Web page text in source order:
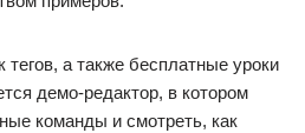
тегов, а также бесплатные уроки
демо-редактор, в котором
команды и смотреть, как